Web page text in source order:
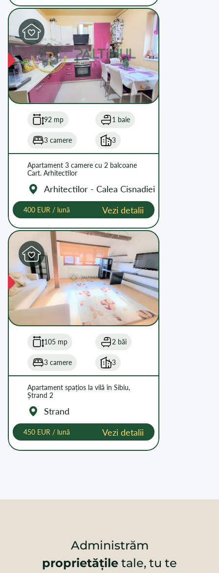
92 mp 1 baie
3 camere 3
Apartament 3 camere cu 2 balcoane
Cart. Arhitectilor
Arhitectilor - Calea Cisnadiei
400 EUR / lună Vezi detalii
105 mp 2 băi
3 camere 3
Apartament spațios la vilă în Sibiu,
Ștrand 2
Strand
450 EUR / lună Vezi detalii
Administrăm
proprietățile tale, tu te